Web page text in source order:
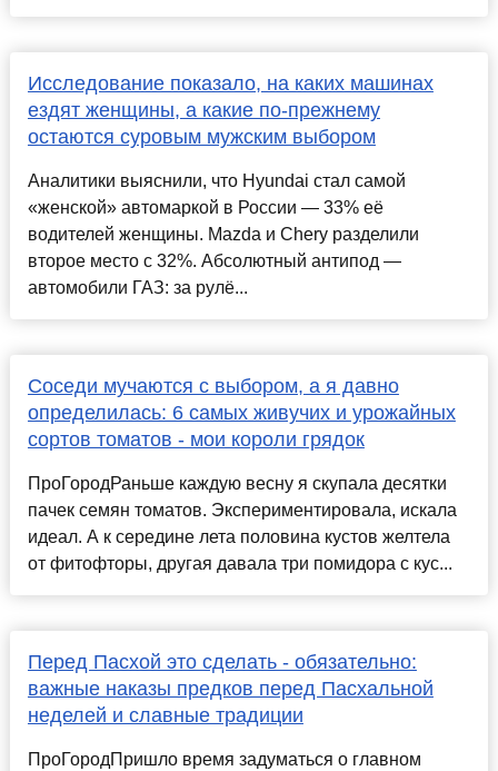
Исследование показало, на каких машинах
ездят женщины, а какие по-прежнему
остаются суровым мужским выбором
Аналитики выяснили, что Hyundai стал самой
«женской» автомаркой в России — 33% её
водителей женщины. Mazda и Chery разделили
второе место с 32%. Абсолютный антипод —
автомобили ГАЗ: за рулё...
Соседи мучаются с выбором, а я давно
определилась: 6 самых живучих и урожайных
сортов томатов - мои короли грядок
ПроГородРаньше каждую весну я скупала десятки
пачек семян томатов. Экспериментировала, искала
идеал. А к середине лета половина кустов желтела
от фитофторы, другая давала три помидора с кус...
Перед Пасхой это сделать - обязательно:
важные наказы предков перед Пасхальной
неделей и славные традиции
ПроГородПришло время задуматься о главном